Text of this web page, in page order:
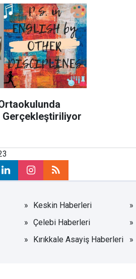
Keskin Haberleri
Çelebi Haberleri
Kırıkkale Asayiş Haberleri